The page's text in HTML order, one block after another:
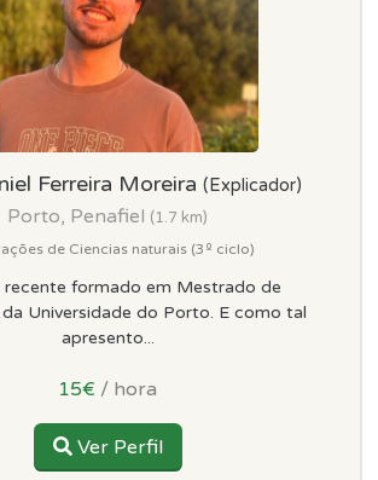
Ferreira Moreira (Explicador)
Porto, Penafiel (1.7 km)
de Ciencias naturais (3º ciclo)
recente formado em Mestrado de
Universidade do Porto. E como tal
apresento...
15€ / hora
Ver Perfil